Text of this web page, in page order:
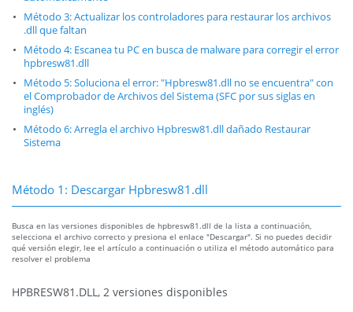
Método 3: Actualizar los controladores para restaurar los archivos
.dll que faltan
Método 4: Escanea tu PC en busca de malware para corregir el error
hpbresw81.dll
Método 5: Soluciona el error: "Hpbresw81.dll no se encuentra" con
el Comprobador de Archivos del Sistema (SFC por sus siglas en
inglés)
Método 6: Arregla el archivo Hpbresw81.dll dañado Restaurar
Sistema
Método 1: Descargar Hpbresw81.dll
Busca en las versiones disponibles de hpbresw81.dll de la lista a continuación,
selecciona el archivo correcto y presiona el enlace "Descargar". Si no puedes decidir
qué versión elegir, lee el artículo a continuación o utiliza el método automático para
resolver el problema
HPBRESW81.DLL, 2 versiones disponibles